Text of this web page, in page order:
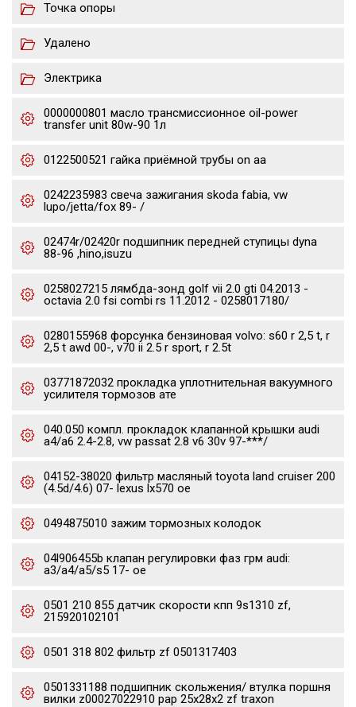
Точка опоры
Удалено
Электрика
0000000801 масло трансмиссионное oil-power
transfer unit 80w-90 1л
0122500521 гайка приёмной трубы on aa
0242235983 свеча зажигания skoda fabia, vw
lupo/jetta/fox 89- /
02474r/02420r подшипник передней ступицы dyna
88-96 ,hino,isuzu
0258027215 лямбда-зонд golf vii 2.0 gti 04.2013 -
octavia 2.0 fsi combi rs 11.2012 - 0258017180/
0280155968 форсунка бензиновая volvo: s60 r 2,5 t, r
2,5 t awd 00-, v70 ii 2.5 r sport, r 2.5t
03771872032 прокладка уплотнительная вакуумного
усилителя тормозов ате
040.050 компл. прокладок клапанной крышки audi
a4/a6 2.4-2.8, vw passat 2.8 v6 30v 97-***/
04152-38020 фильтр масляный toyota land cruiser 200
(4.5d/4.6) 07- lexus lx570 oe
0494875010 зажим тормозных колодок
04l906455b клапан регулировки фаз грм audi:
a3/a4/a5/s5 17- oe
0501 210 855 датчик скорости кпп 9s1310 zf,
215920102101
0501 318 802 фильтр zf 0501317403
0501331188 подшипник скольжения/ втулка поршня
вилки z00027022910 pap 25x28x2 zf traxon